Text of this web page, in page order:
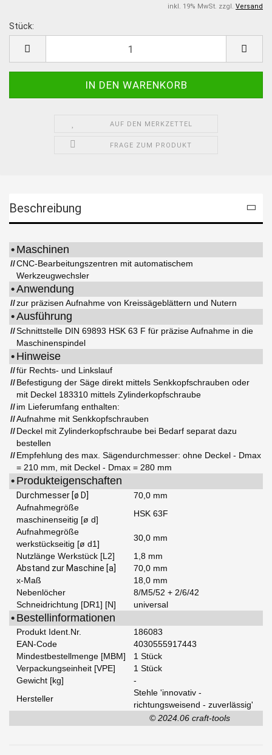
inkl. 19% MwSt. zzgl. Versand
Stück:
AUF DEN MERKZETTEL
FRAGE ZUM PRODUKT
Beschreibung
• Maschinen
//CNC-Bearbeitungszentren mit automatischem
Werkzeugwechsler
•Anwendung
//zur präzisen Aufnahme von Kreissägeblättern und Nutern
•Ausführung
//Schnittstelle DIN 69893 HSK 63 F für präzise Aufnahme in die
Maschinenspindel
• Hinweise
//für Rechts- und Linkslauf
//Befestigung der Säge direkt mittels Senkkopfschrauben oder
mit Deckel 183310 mittels Zylinderkopfschraube
//im Lieferumfang enthalten:
//Aufnahme mit Senkkopfschrauben
//Deckel mit Zylinderkopfschraube bei Bedarf separat dazu
bestellen
//Empfehlung des max. Sägendurchmesser: ohne Deckel - Dmax
= 210 mm, mit Deckel - Dmax = 280 mm
• Produkteigenschaften
Durchmesser [ø D]
70,0 mm
Aufnahmegröße
maschinenseitig [ø d]
HSK 63F
Aufnahmegröße
werkstückseitig [ø d1]
30,0 mm
Nutzlänge Werkstück [L2]
1,8 mm
Abstand zur Maschine [a]
70,0 mm
x-Maß
18,0 mm
Nebenlöcher
8/M5/52 + 2/6/42
Schneidrichtung [DR1] [N]
universal
• Bestellinformationen
Produkt Ident.Nr.
186083
EAN-Code
4030555917443
Mindestbestellmenge [MBM]
1 Stück
Verpackungseinheit [VPE]
1 Stück
Gewicht [kg]
-
Hersteller
Stehle 'innovativ -
richtungsweisend - zuverlässig'
© 2024.06 craft-tools